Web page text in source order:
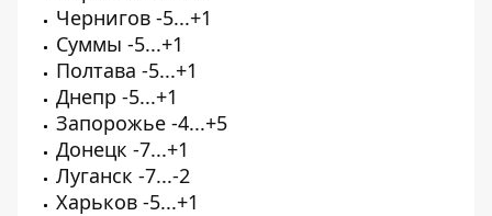
Чернигов -5...+1
Суммы -5...+1
Полтава -5...+1
Днепр -5...+1
Запорожье -4...+5
Донецк -7...+1
Луганск -7...-2
Харьков -5...+1